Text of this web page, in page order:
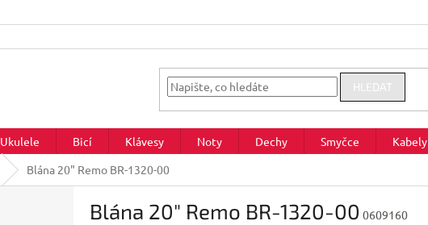
HLEDAT
Ukulele Bicí Klávesy Noty Dechy Smyčce Kabely
Blána 20" Remo BR-1320-00
Blána 20" Remo BR-1320-00 0609160